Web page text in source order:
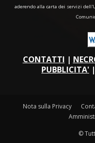
aderendo alla carta dei servizi
CONTATTI |
PUBBLICITA' |
Nota sulla Privacy
©